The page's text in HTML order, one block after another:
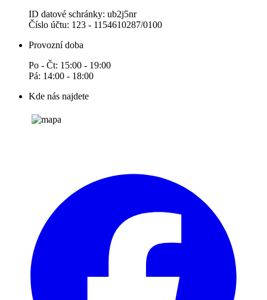
ID datové schránky: ub2j5nr
Číslo účtu: 123 - 1154610287/0100
Provozní doba
Po - Čt: 15:00 - 19:00
Pá: 14:00 - 18:00
Kde nás najdete